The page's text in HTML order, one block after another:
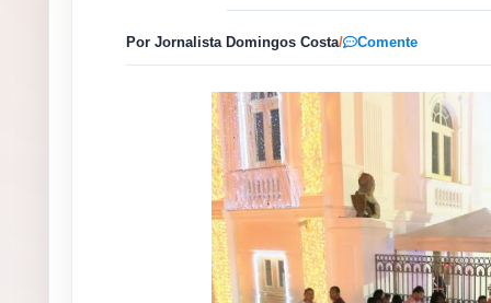
Por Jornalista Domingos Costa/ Comente